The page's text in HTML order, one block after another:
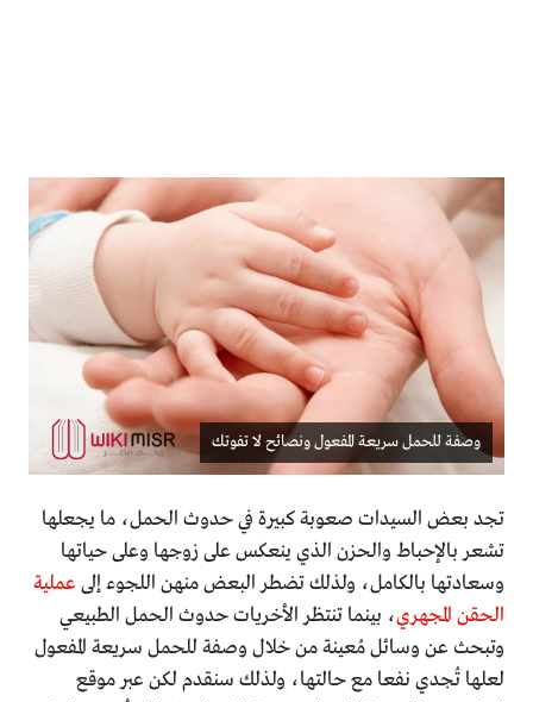
وصفة للحمل سريعة المفعول ونصائح لا تفوتك
تجد بعض السيدات صعوبة كبيرة في حدوث الحمل، ما يجعلها
تشعر بالإحباط والحزن الذي ينعكس على زوجها وعلى حياتها
وسعادتها بالكامل، ولذلك تضطر البعض منهن اللجوء إلى عملية
الحقن المجهري، بينما تنتظر الأخريات حدوث الحمل الطبيعي
وتبحث عن وسائل مُعينة من خلال وصفة للحمل سريعة المفعول
لعلها تُجدي نفعا مع حالتها، ولذلك سنقدم لكن عبر موقع